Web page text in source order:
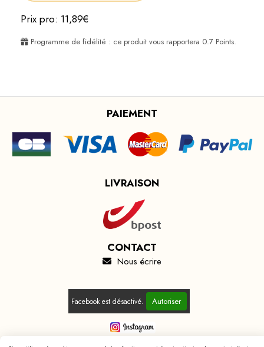
Prix pro: 11,89€
Programme de fidélité : ce produit vous rapportera 0.7 Points.
PAIEMENT
LIVRAISON
CONTACT
 Nous écrire
Facebook est désactivé. Autoriser